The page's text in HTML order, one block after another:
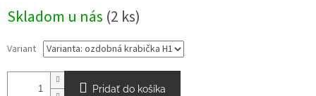
Skladom u nás (2 ks)
Variant
Pridať do košíka